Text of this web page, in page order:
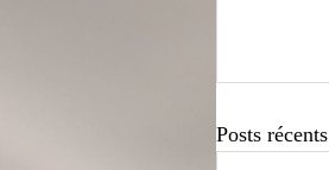
Posts récents